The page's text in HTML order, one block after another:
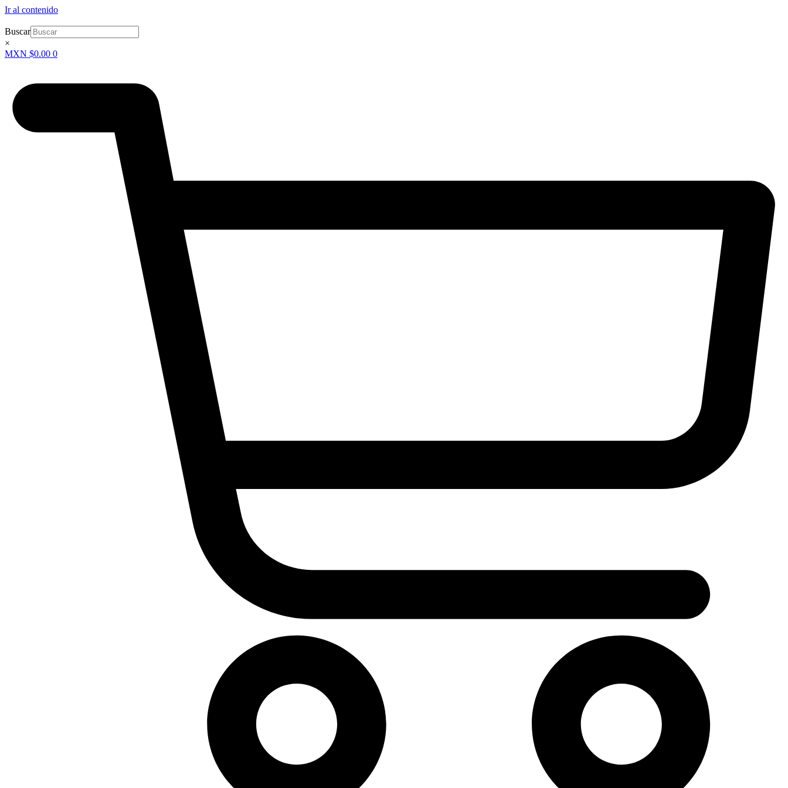
Ir al contenido
Buscar
×
MXN $0.00 0